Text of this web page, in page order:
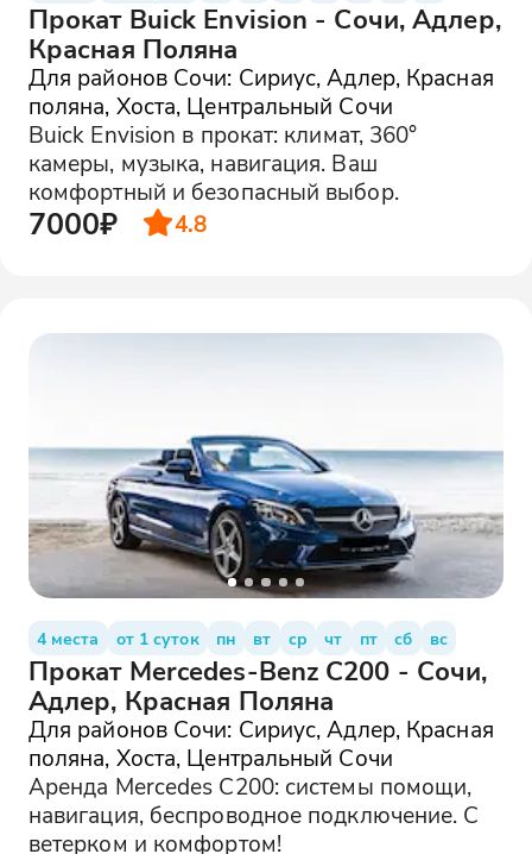
Прокат Buick Envision - Сочи, Адлер,
Красная Поляна
Для районов Сочи: Сириус, Адлер, Красная
поляна, Хоста, Центральный Сочи
Buick Envision в прокат: климат, 360°
камеры, музыка, навигация. Ваш
комфортный и безопасный выбор.
7000₽ 4.8
4 места от 1 суток пн вт ср чт пт сб вс
Прокат Mercedes-Benz C200 - Сочи,
Адлер, Красная Поляна
Для районов Сочи: Сириус, Адлер, Красная
поляна, Хоста, Центральный Сочи
Аренда Mercedes C200: системы помощи,
навигация, беспроводное подключение. С
ветерком и комфортом!